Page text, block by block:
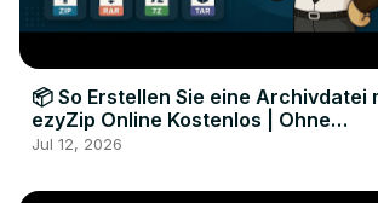
📦 So Erstellen Sie eine Archivdatei
ezyZip Online Kostenlos | Ohne
Softwareinstallation
Jul 12, 2026